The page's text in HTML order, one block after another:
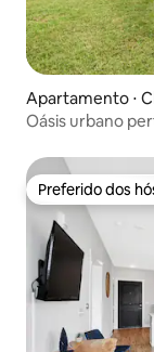
Apartamento ⋅
Oásis urbano
Preferido dos
Preferido dos